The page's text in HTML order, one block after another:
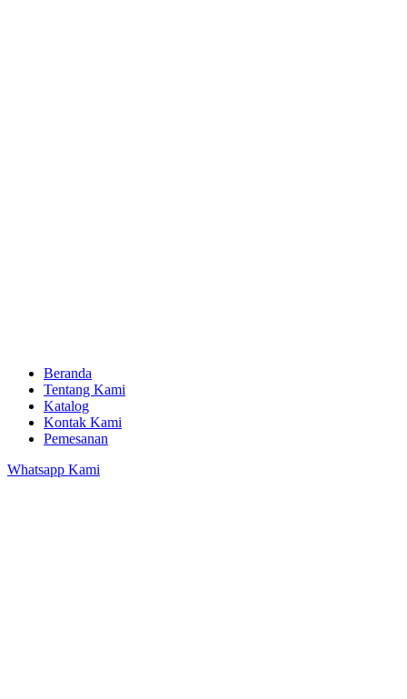
Beranda
Tentang Kami
Katalog
Kontak Kami
Pemesanan
Whatsapp Kami